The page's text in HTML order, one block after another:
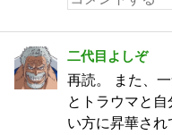
二代目よしぞ
再読。 また、
とトラウマと
い方に昇華され